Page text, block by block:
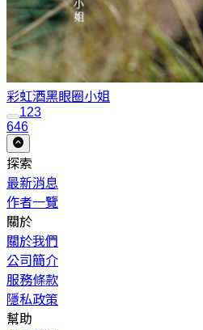
彩虹酒黑眼圈小姐
123
646
探索
最新消息
作者一覽
關於
關於我們
公司簡介
服務條款
隱私政策
幫助